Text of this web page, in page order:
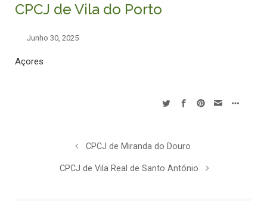
CPCJ de Vila do Porto
Junho 30, 2025
Açores
CPCJ de Miranda do Douro
CPCJ de Vila Real de Santo António